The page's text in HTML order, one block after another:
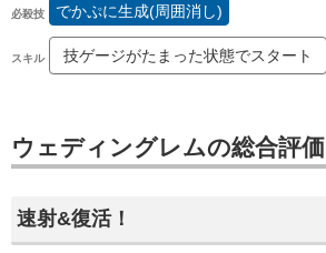
必殺技 でかぷに生成(周囲消し)
スキル 技ゲージがたまった状態でスタート
ウェディングレムの総合評価
速射&復活！